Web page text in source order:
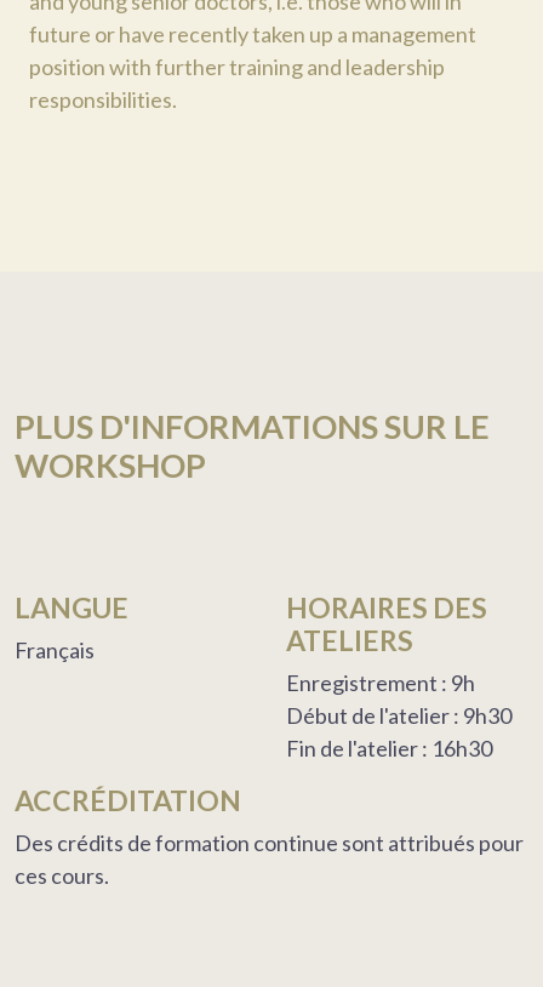
future or have recently taken up a management
position with further training and leadership
responsibilities.
PLUS D'INFORMATIONS SUR LE
WORKSHOP
LANGUE
Français
HORAIRES DES
ATELIERS
Enregistrement : 9h
Début de l'atelier : 9h30
Fin de l'atelier : 16h30
ACCRÉDITATION
Des crédits de formation continue sont attribués pour
ces cours.